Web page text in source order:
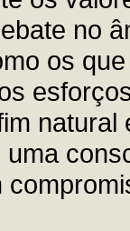
no
os